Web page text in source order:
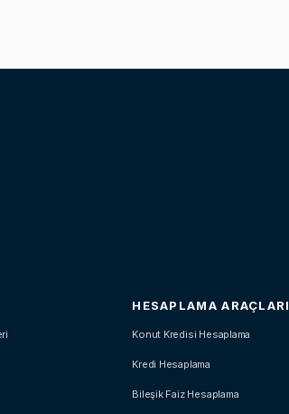
HESAPLAMA ARAÇLARI
Konut Kredisi Hesaplama
Kredi Hesaplama
Bileşik Faiz Hesaplama